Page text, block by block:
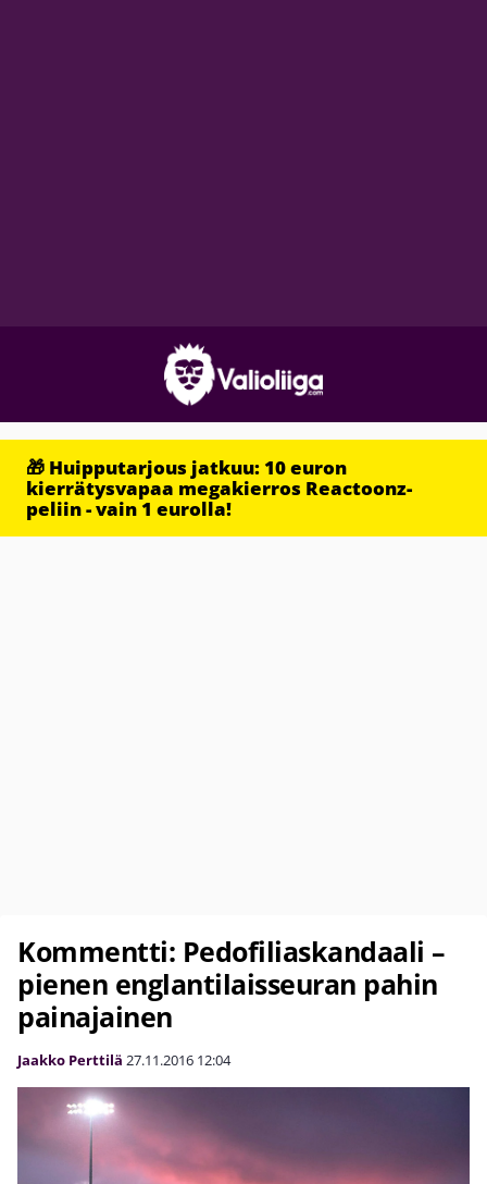
🎁 Huipputarjous jatkuu: 10 euron
kierrätysvapaa megakierros Reactoonz-
peliin - vain 1 eurolla!
Kommentti: Pedofiliaskandaali –
pienen englantilaisseuran pahin
painajainen
Jaakko Perttilä 27.11.2016 12:04